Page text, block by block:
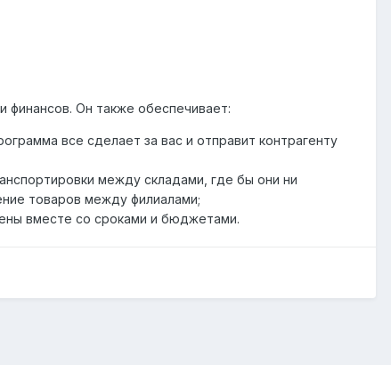
финансов. Он также обеспечивает:
все сделает за вас и отправит контрагенту
между складами, где бы они ни
товаров между филиалами;
вместе со сроками и бюджетами.